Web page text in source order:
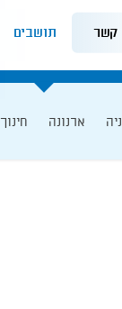
קשר תושבים
ארנונה חינוך